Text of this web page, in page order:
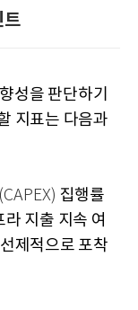
트
성을 판단하기
지표는 다음과
(CAPEX) 집행률
라 지출 지속 여
제적으로 포착